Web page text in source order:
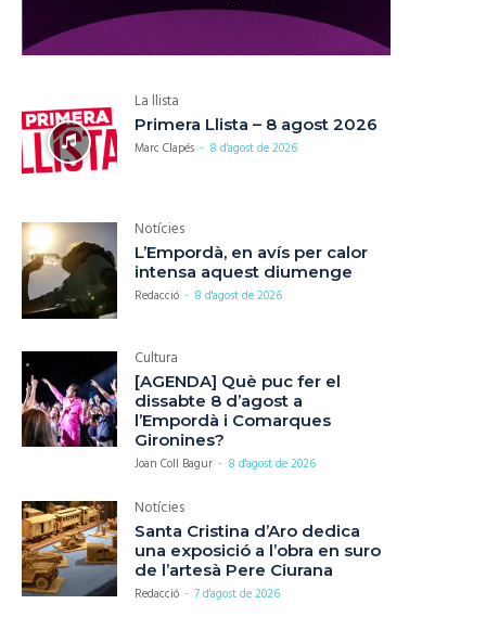
La llista
Primera Llista – 8 agost 2026
Marc Clapés - 8 d'agost de 2026
Notícies
L’Empordà, en avís per calor
intensa aquest diumenge
Redacció - 8 d'agost de 2026
Cultura
[AGENDA] Què puc fer el
dissabte 8 d’agost a
l’Empordà i Comarques
Gironines?
Joan Coll Bagur - 8 d'agost de 2026
Notícies
Santa Cristina d’Aro dedica
una exposició a l’obra en suro
de l’artesà Pere Ciurana
Redacció - 7 d'agost de 2026